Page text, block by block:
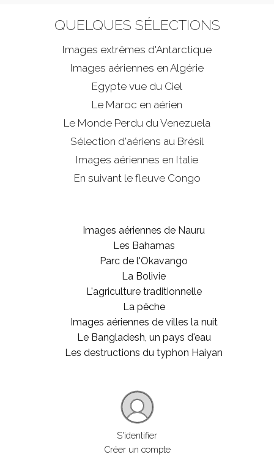
QUELQUES SÉLECTIONS
Images extrêmes d'Antarctique
Images aériennes en Algérie
Egypte vue du Ciel
Le Maroc en aérien
Le Monde Perdu du Venezuela
Sélection d'aériens au Brésil
Images aériennes en Italie
En suivant le fleuve Congo
Images aériennes de Nauru
Les Bahamas
Parc de l'Okavango
La Bolivie
L'agriculture traditionnelle
La pêche
Images aériennes de villes la nuit
Le Bangladesh, un pays d'eau
Les destructions du typhon Haiyan
S'identifier
Créer un compte